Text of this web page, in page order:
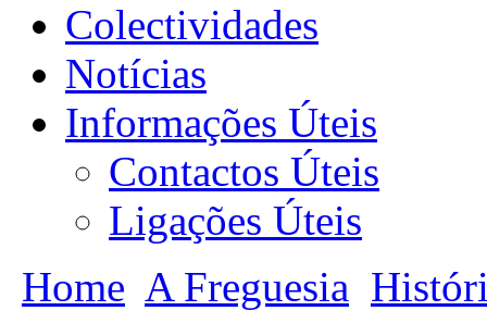
Colectividades
Notícias
Informações Úteis
Contactos Úteis
Ligações Úteis
Home A Freguesia